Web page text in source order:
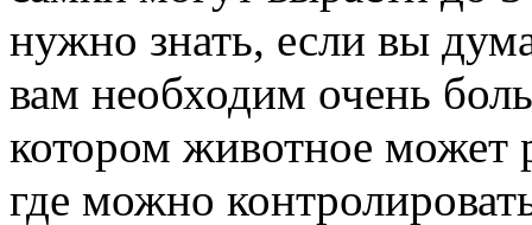
нужно знать, если вы
вам необходим очень
котором животное может
где можно